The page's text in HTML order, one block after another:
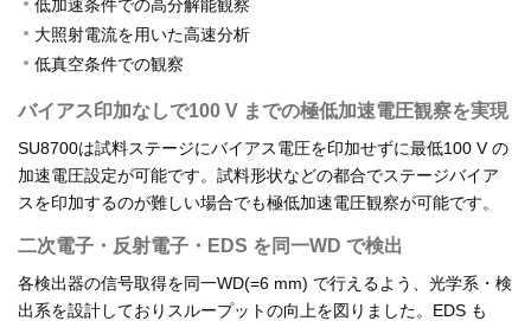
低加速条件での高分解能観察
大照射電流を用いた高速分析
低真空条件での観察
バイアス印加なしで100 V までの極低加速電圧観察を実現
SU8700は試料ステージにバイアス電圧を印加せずに最低100 V の
加速電圧設定が可能です。試料形状などの都合でステージバイア
スを印加するのが難しい場合でも極低加速電圧観察が可能です。
二次電子・反射電子・EDS を同一WD で検出
各検出器の信号取得を同一WD(=6 mm) で行えるよう、光学系・検
出系を設計しておりスループットの向上を図りました。EDS も